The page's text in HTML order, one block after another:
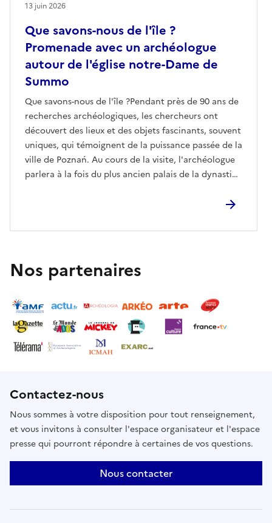
Que savons-nous de l'île ?
Promenade avec un archéologue
autour de l'église notre-Dame de
Summo
Que savons-nous de l'île ?Pendant près de 90 ans de
recherches archéologiques, les chercheurs ont
découvert des lieux et des objets fascinants, souvent
uniques, qui témoignent de la puissance passée de la
ville de Poznań. Au cours de la visite, l'archéologue
parlera à la fois du plus ancien palais de la dynastie
13 juin 2026
Nos partenaires
Contactez-nous
Nous sommes à votre disposition pour tout renseignement,
et vous invitons à consulter l'espace organisateur et l'espace
presse qui pourront répondre à certaines de vos questions.
Nous contacter